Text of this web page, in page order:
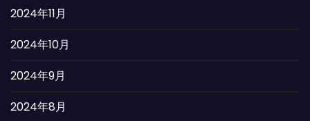
2024年11月
2024年10月
2024年9月
2024年8月